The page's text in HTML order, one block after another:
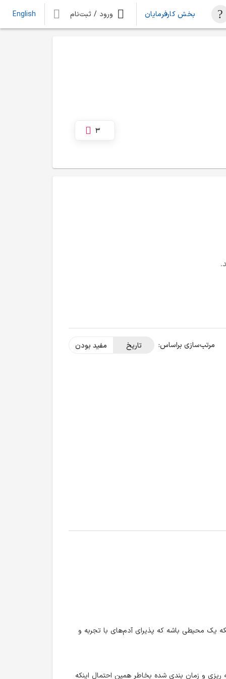
بخش کارفرمایان ورود / ثبت‌نام English
3
مرتب‌سازی بر‌اساس: تاریخ مفید بودن
یک محیطی باشه که پذیرای آدم‌های با تجربه و
ریزی و زمان بندی شده بخاطر همین احتمال اینکه